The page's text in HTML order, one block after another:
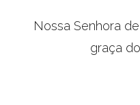
Nossa Senhora
graça